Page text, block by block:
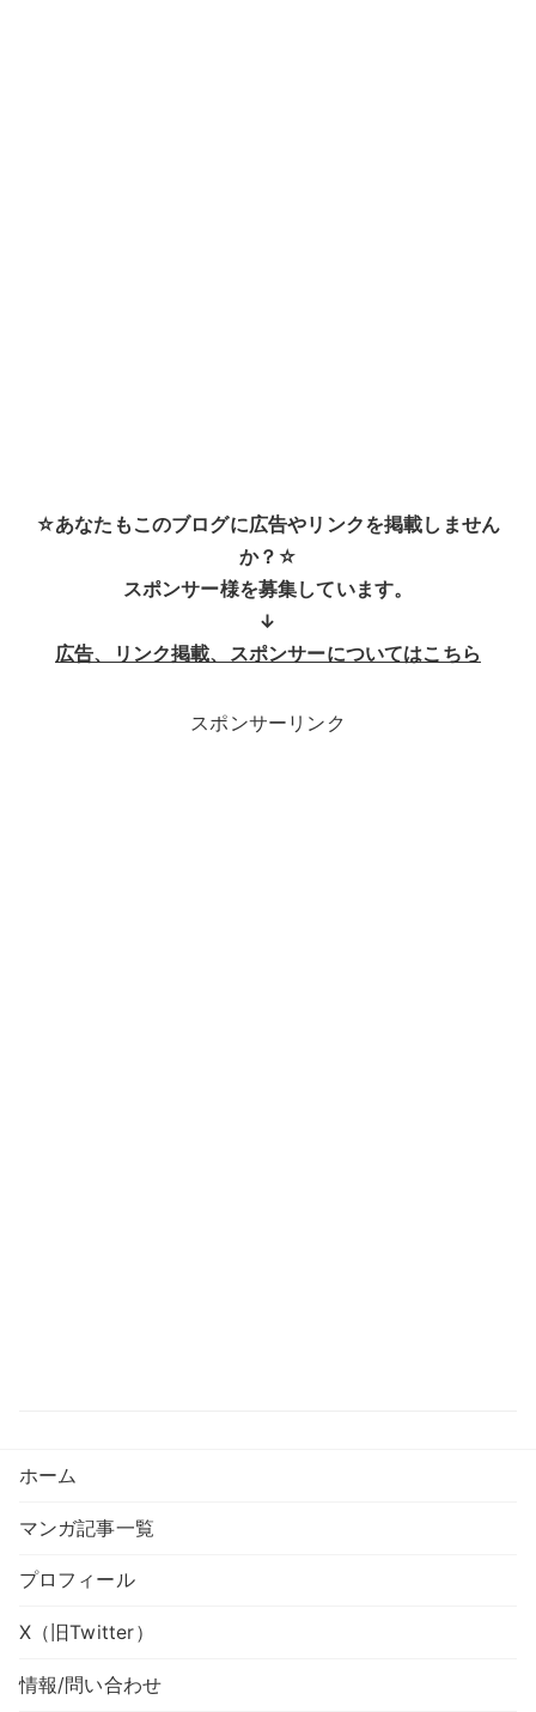
☆あなたもこのブログに広告やリンクを掲載しません
か？☆
スポンサー様を募集しています。
↓
広告、リンク掲載、スポンサーについてはこちら
スポンサーリンク
ホーム
マンガ記事一覧
プロフィール
X（旧Twitter）
情報/問い合わせ